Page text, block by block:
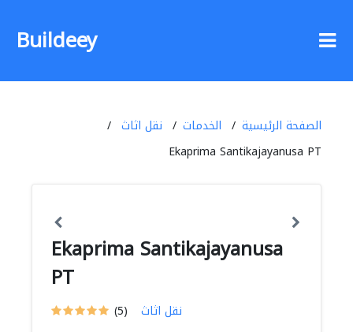
Buildeey
الصفحة الرئيسية الخدمات
نقل اثاث
Ekaprima Santikajayanusa PT
Ekaprima Santikajayanusa
PT
(5) نقل اثاث